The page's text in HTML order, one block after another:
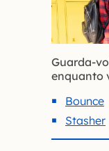
Guarda-
enquanto
Bounce
Stasher